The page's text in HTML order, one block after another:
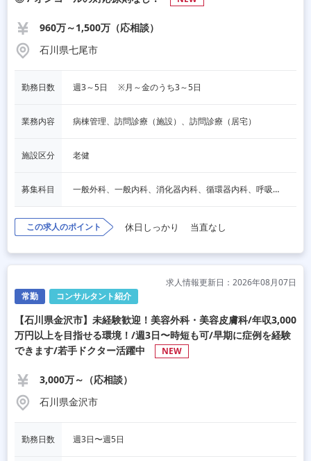
960万～1,500万（応相談）
石川県七尾市
勤務日数 週3～5日 　※月～金のうち3～5日
業務内容 病棟管理、訪問診療（施設）、訪問診療（居宅）
施設区分 老健
募集科目 一般外科、一般内科、消化器内科、循環器内科、呼吸器内科、血液内科、心療内科、脳神経内科、内分泌内科、老人内科、消化器外科、心臓外科、呼吸器外科、脳神経外科、整形外科、形成外科、リハビリテーション科、小児科、産婦人科、婦人科、精神科、眼科、耳鼻咽喉科、皮膚科、泌尿器科、放射線科、人工透析、麻酔科、美容外科、人間ドック・検診、その他
この求人のポイント 休日しっかり 当直なし
常勤 コンサルタント紹介
求人情報更新日：2026年08月07日
【石川県金沢市】未経験歓迎！美容外科・美容皮膚科/年収3,000
万円以上を目指せる環境！/週3日〜時短も可/早期に症例を経験
できます/若手ドクター活躍中
NEW
3,000万～（応相談）
石川県金沢市
勤務日数 週3日〜週5日